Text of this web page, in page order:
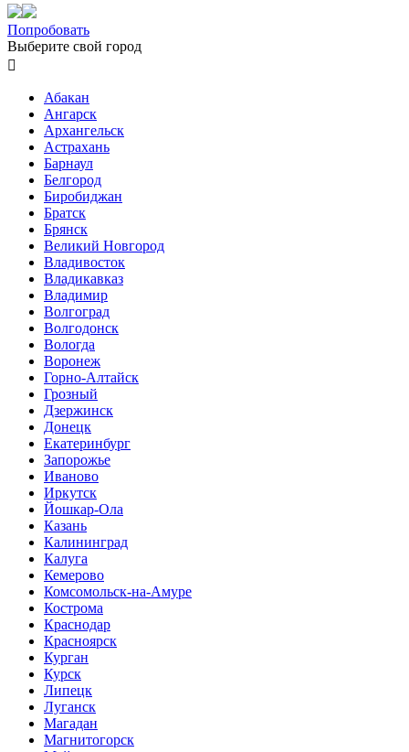
Попробовать
Выберите свой город

Абакан
Ангарск
Архангельск
Астрахань
Барнаул
Белгород
Биробиджан
Братск
Брянск
Великий Новгород
Владивосток
Владикавказ
Владимир
Волгоград
Волгодонск
Вологда
Воронеж
Горно-Алтайск
Грозный
Дзержинск
Донецк
Екатеринбург
Запорожье
Иваново
Иркутск
Йошкар-Ола
Казань
Калининград
Калуга
Кемерово
Комсомольск-на-Амуре
Кострома
Краснодар
Красноярск
Курган
Курск
Липецк
Луганск
Магадан
Магнитогорск